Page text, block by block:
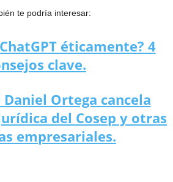
te podría interesar:
éticamente? 4
clave.
Daniel Ortega cancela
del Cosep y otras
empresariales.